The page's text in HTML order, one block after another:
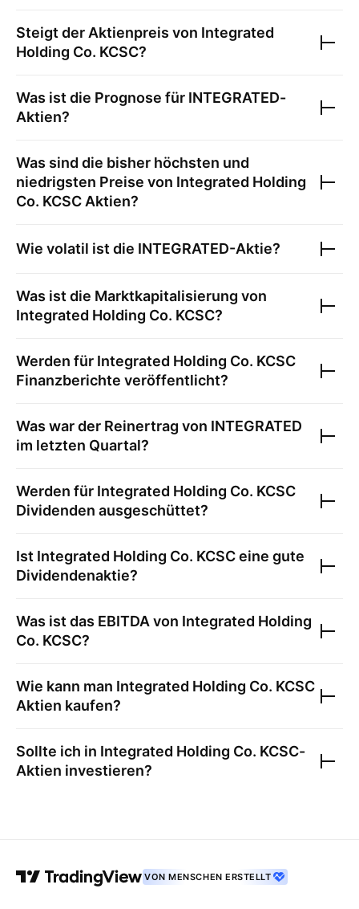
Steigt der Aktienpreis von Integrated
Holding Co. KCSC?
Was ist die Prognose für INTEGRATED-
Aktien?
Was sind die bisher höchsten und
niedrigsten Preise von Integrated Holding
Co. KCSC Aktien?
Wie volatil ist die INTEGRATED-Aktie?
Was ist die Marktkapitalisierung von
Integrated Holding Co. KCSC?
Werden für Integrated Holding Co. KCSC
Finanzberichte veröffentlicht?
Was war der Reinertrag von INTEGRATED
im letzten Quartal?
Werden für Integrated Holding Co. KCSC
Dividenden ausgeschüttet?
Ist Integrated Holding Co. KCSCeine gute
Dividendenaktie?
Was ist das EBITDA von Integrated Holding
Co. KCSC?
Wie kann man Integrated Holding Co. KCSC
Aktien kaufen?
Sollte ich in Integrated Holding Co. KCSC-
Aktien investieren?
VON MENSCHEN ERSTELLT